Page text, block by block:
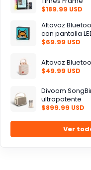
$189.99 USD
Altavoz
con pantalla
$69.99 USD
Altavoz
$49.99 USD
Divoom
ultrapotente
$899.99 USD
Ver